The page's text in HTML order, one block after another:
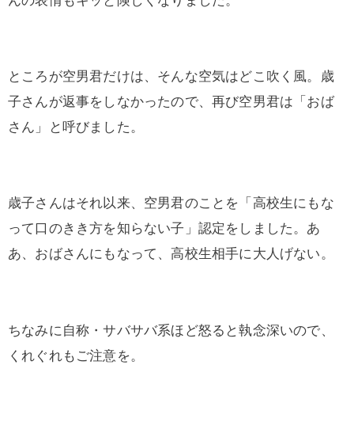
ところが空男君だけは、そんな空気はどこ吹く風。歳
子さんが返事をしなかったので、再び空男君は「おば
さん」と呼びました。
歳子さんはそれ以来、空男君のことを「高校生にもな
って口のきき方を知らない子」認定をしました。あ
あ、おばさんにもなって、高校生相手に大人げない。
ちなみに自称・サバサバ系ほど怒ると執念深いので、
くれぐれもご注意を。